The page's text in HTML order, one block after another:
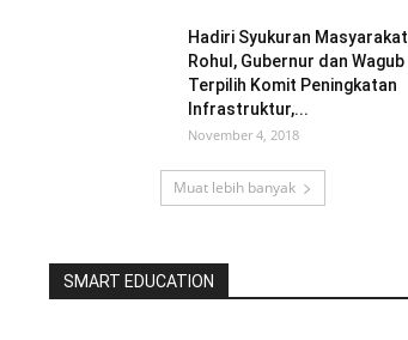
Hadiri Syukuran Masyarakat
Rohul, Gubernur dan Wagub
Terpilih Komit Peningkatan
Infrastruktur,...
November 4, 2018
Muat lebih banyak
SMART EDUCATION